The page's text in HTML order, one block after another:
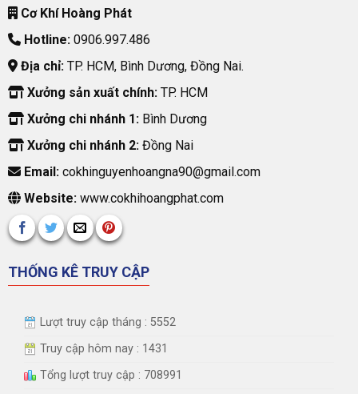
Cơ Khí Hoàng Phát
Hotline:0906.997.486
Địa chỉ:TP. HCM, Bình Dương, Đồng Nai.
Xưởng sản xuất chính:TP. HCM
Xưởng chi nhánh 1:Bình Dương
Xưởng chi nhánh 2:Đồng Nai
Email:cokhinguyenhoangna90@gmail.com
Website:www.cokhihoangphat.com
THỐNG KÊ TRUY CẬP
Lượt truy cập tháng : 5552
Truy cập hôm nay : 1431
Tổng lượt truy cập : 708991